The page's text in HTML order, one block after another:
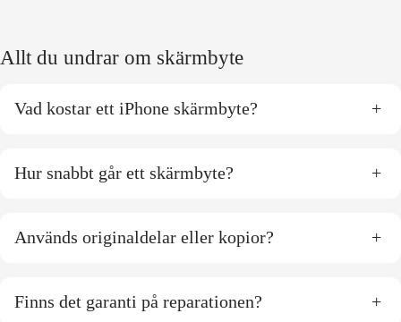
Allt du undrar om skärmbyte
Vad kostar ett iPhone skärmbyte? +
Hur snabbt går ett skärmbyte? +
Används originaldelar eller kopior? +
Finns det garanti på reparationen? +